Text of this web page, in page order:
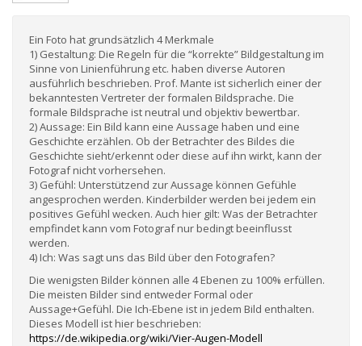
Ein Foto hat grundsätzlich 4 Merkmale
1) Gestaltung: Die Regeln für die “korrekte” Bildgestaltung im
Sinne von Linienführung etc. haben diverse Autoren
ausführlich beschrieben. Prof. Mante ist sicherlich einer der
bekanntesten Vertreter der formalen Bildsprache. Die
formale Bildsprache ist neutral und objektiv bewertbar.
2) Aussage: Ein Bild kann eine Aussage haben und eine
Geschichte erzählen. Ob der Betrachter des Bildes die
Geschichte sieht/erkennt oder diese auf ihn wirkt, kann der
Fotograf nicht vorhersehen.
3) Gefühl: Unterstützend zur Aussage können Gefühle
angesprochen werden. Kinderbilder werden bei jedem ein
positives Gefühl wecken. Auch hier gilt: Was der Betrachter
empfindet kann vom Fotograf nur bedingt beeinflusst
werden.
4) Ich: Was sagt uns das Bild über den Fotografen?
Die wenigsten Bilder können alle 4 Ebenen zu 100% erfüllen.
Die meisten Bilder sind entweder Formal oder
Aussage+Gefühl. Die Ich-Ebene ist in jedem Bild enthalten.
Dieses Modell ist hier beschrieben:
https://de.wikipedia.org/wiki/Vier-Augen-Modell